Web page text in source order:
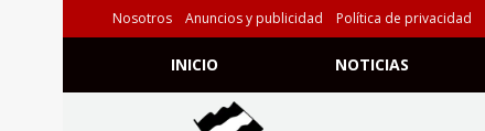
Nosotros Anuncios y publicidad Política de privacidad
INICIO NOTICIAS